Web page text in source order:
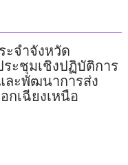
ะจำจังหวัด
ะชุมเชิงปฏิบัติการ
ะพัฒนาการส่ง
กเฉียงเหนือ